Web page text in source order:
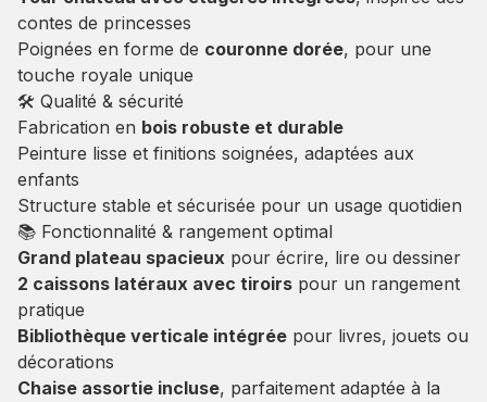
contes de princesses
Poignées en forme de couronne dorée, pour une
touche royale unique
🛠️ Qualité & sécurité
Fabrication en bois robuste et durable
Peinture lisse et finitions soignées, adaptées aux
enfants
Structure stable et sécurisée pour un usage quotidien
📚 Fonctionnalité & rangement optimal
Grand plateau spacieux pour écrire, lire ou dessiner
2 caissons latéraux avec tiroirs pour un rangement
pratique
Bibliothèque verticale intégrée pour livres, jouets ou
décorations
Chaise assortie incluse, parfaitement adaptée à la